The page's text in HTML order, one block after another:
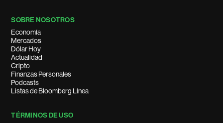
SOBRE NOSOTROS
Economía
Mercados
Dólar Hoy
Actualidad
Cripto
Finanzas Personales
Podcasts
Listas de Bloomberg Línea
TÉRMINOS DE USO